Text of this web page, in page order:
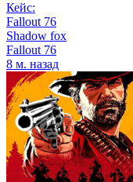
Кейс:
Fallout 76
Shadow fox
Fallout 76
8 м. назад